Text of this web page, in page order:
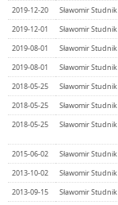
2019-12-20
Sławomir Studnik
2019-12-01
Sławomir Studnik
2019-08-01
Sławomir Studnik
2019-08-01
Sławomir Studnik
2018-05-25
Sławomir Studnik
2018-05-25
Sławomir Studnik
2018-05-25
Sławomir Studnik
2015-06-02
Sławomir Studnik
2013-10-02
Sławomir Studnik
2013-09-15
Sławomir Studnik